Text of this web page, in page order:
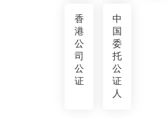
香
港
公
司
公
证
中
国
委
托
公
证
人